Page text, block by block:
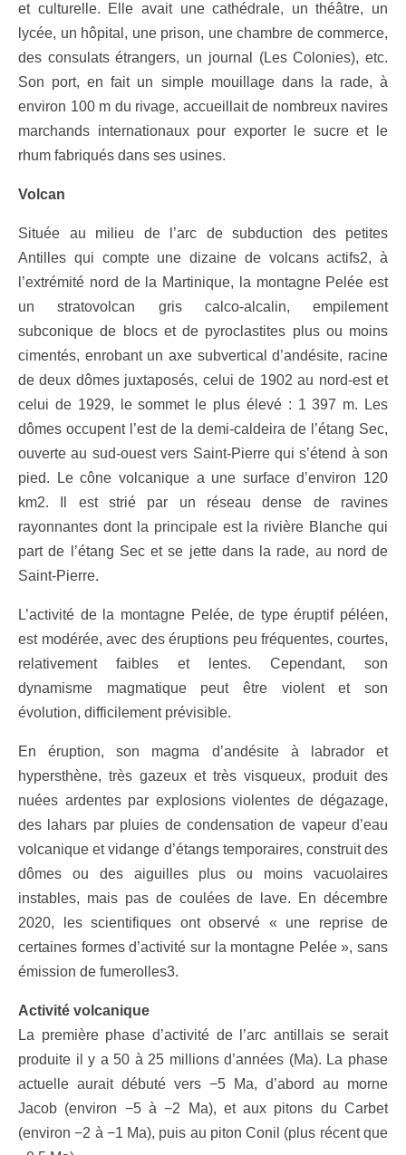
et culturelle. Elle avait une cathédrale, un théâtre, un
lycée, un hôpital, une prison, une chambre de commerce,
des consulats étrangers, un journal (Les Colonies), etc.
Son port, en fait un simple mouillage dans la rade, à
environ 100 m du rivage, accueillait de nombreux navires
marchands internationaux pour exporter le sucre et le
rhum fabriqués dans ses usines.
Volcan
Située au milieu de l’arc de subduction des petites
Antilles qui compte une dizaine de volcans actifs2, à
l’extrémité nord de la Martinique, la montagne Pelée est
un stratovolcan gris calco-alcalin, empilement
subconique de blocs et de pyroclastites plus ou moins
cimentés, enrobant un axe subvertical d’andésite, racine
de deux dômes juxtaposés, celui de 1902 au nord-est et
celui de 1929, le sommet le plus élevé : 1 397 m. Les
dômes occupent l’est de la demi-caldeira de l’étang Sec,
ouverte au sud-ouest vers Saint-Pierre qui s’étend à son
pied. Le cône volcanique a une surface d’environ 120
km2. Il est strié par un réseau dense de ravines
rayonnantes dont la principale est la rivière Blanche qui
part de l’étang Sec et se jette dans la rade, au nord de
Saint-Pierre.
L’activité de la montagne Pelée, de type éruptif péléen,
est modérée, avec des éruptions peu fréquentes, courtes,
relativement faibles et lentes. Cependant, son
dynamisme magmatique peut être violent et son
évolution, difficilement prévisible.
En éruption, son magma d’andésite à labrador et
hypersthène, très gazeux et très visqueux, produit des
nuées ardentes par explosions violentes de dégazage,
des lahars par pluies de condensation de vapeur d’eau
volcanique et vidange d’étangs temporaires, construit des
dômes ou des aiguilles plus ou moins vacuolaires
instables, mais pas de coulées de lave. En décembre
2020, les scientifiques ont observé « une reprise de
certaines formes d’activité sur la montagne Pelée », sans
émission de fumerolles3.
Activité volcanique
La première phase d’activité de l’arc antillais se serait
produite il y a 50 à 25 millions d’années (Ma). La phase
actuelle aurait débuté vers −5 Ma, d’abord au morne
Jacob (environ −5 à −2 Ma), et aux pitons du Carbet
(environ −2 à −1 Ma), puis au piton Conil (plus récent que